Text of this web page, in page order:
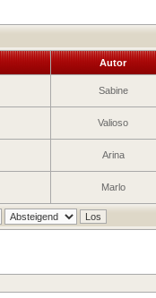
Autor
Sabine
Valioso
Arina
Marlo